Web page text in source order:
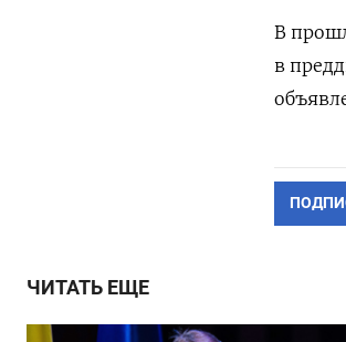
В
в
ЧИТАТЬ ЕЩЕ